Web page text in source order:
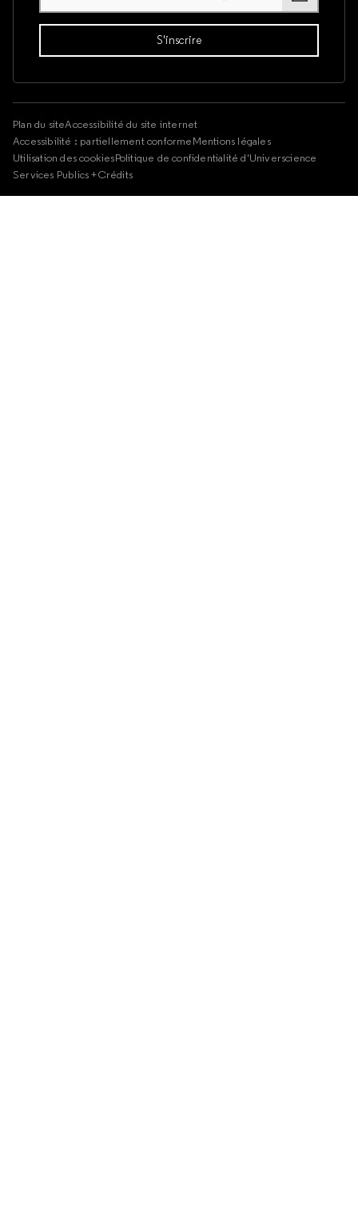
Plan du siteAccessibilité du site internet
Accessibilité : partiellement conformeMentions légales
Utilisation des cookiesPolitique de confidentialité d'Universcience
Services Publics +Crédits